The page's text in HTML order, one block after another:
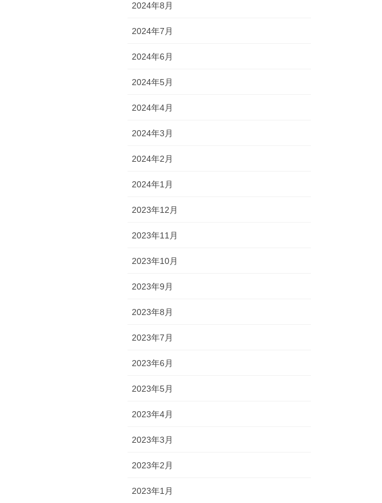
2024年8月
2024年7月
2024年6月
2024年5月
2024年4月
2024年3月
2024年2月
2024年1月
2023年12月
2023年11月
2023年10月
2023年9月
2023年8月
2023年7月
2023年6月
2023年5月
2023年4月
2023年3月
2023年2月
2023年1月